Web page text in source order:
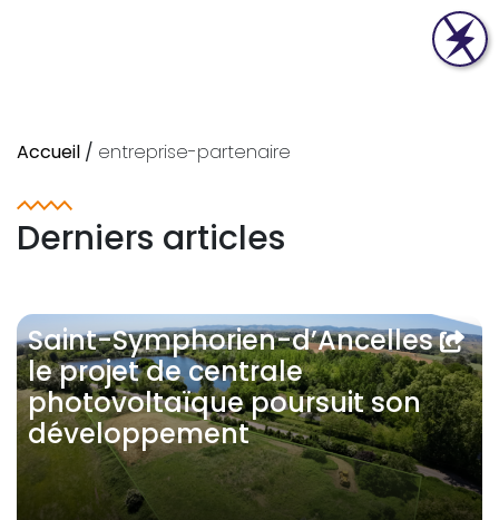
Accueil / entreprise-partenaire
Derniers articles
Saint-Symphorien-d’Ancelles :
le projet de centrale
photovoltaïque poursuit son
développement